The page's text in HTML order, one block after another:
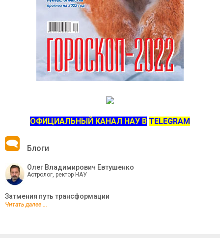
ОФИЦИАЛЬНЫЙ КАНАЛ НАУ В TELEGRAM
Блоги
Олег Владимирович Евтушенко
Астролог, ректор НАУ
Затмения путь трансформации
Читать далее ...